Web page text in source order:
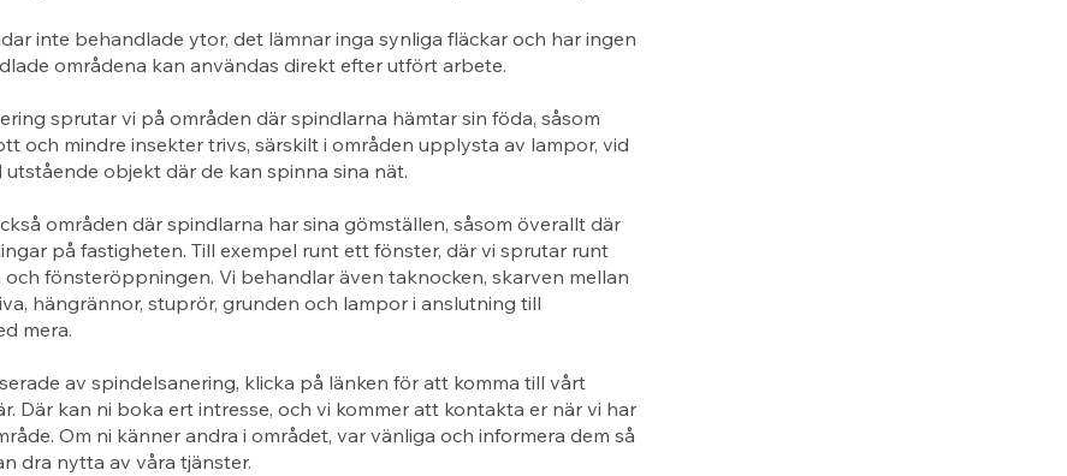
inte behandlade ytor, det lämnar inga synliga fläckar och har ingen
områdena kan användas direkt efter utfört arbete.
sprutar vi på områden där spindlarna hämtar sin föda, såsom
och mindre insekter trivs, särskilt i områden upplysta av lampor, vid
objekt där de kan spinna sina nät.
områden där spindlarna har sina gömställen, såsom överallt där
på fastigheten. Till exempel runt ett fönster, där vi sprutar runt
fönsteröppningen. Vi behandlar även taknocken, skarven mellan
hängrännor, stuprör, grunden och lampor i anslutning till
mera.
av spindelsanering, klicka på länken för att komma till vårt
Där kan ni boka ert intresse, och vi kommer att kontakta er när vi har
Om ni känner andra i området, var vänliga och informera dem så
dra nytta av våra tjänster.